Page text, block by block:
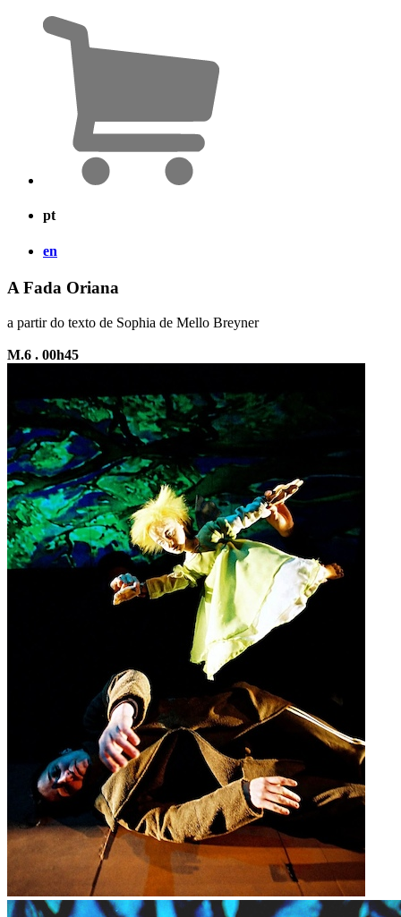
pt
en
A Fada Oriana
a partir do texto de Sophia de Mello Breyner
M.6 . 00h45